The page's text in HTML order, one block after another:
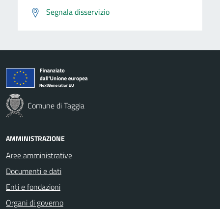
Segnala disservizio
Comune di Taggia
AMMINISTRAZIONE
Aree amministrative
Documenti e dati
Enti e fondazioni
Organi di governo